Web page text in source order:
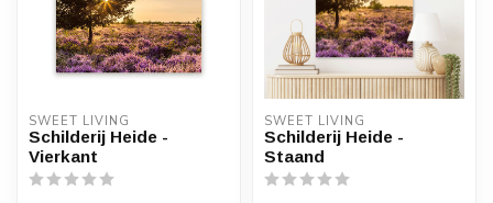
SWEET LIVING
Schilderij Heide -
Vierkant
SWEET LIVING
Schilderij Heide -
Staand